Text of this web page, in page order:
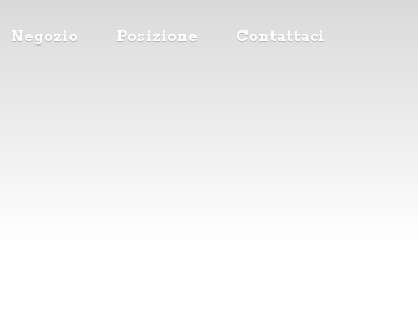
Negozio Posizione Contattaci